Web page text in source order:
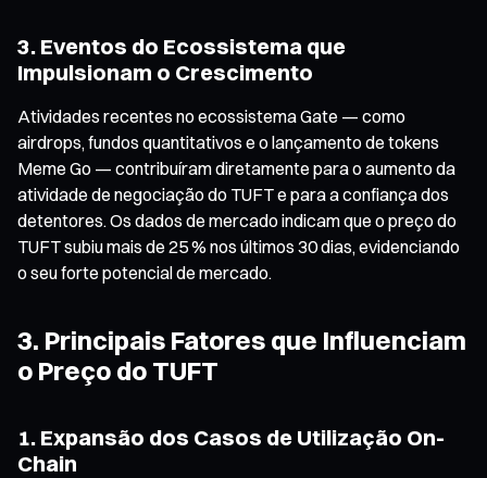
3. Eventos do Ecossistema que
Impulsionam o Crescimento
Atividades recentes no ecossistema Gate — como
airdrops, fundos quantitativos e o lançamento de tokens
Meme Go — contribuíram diretamente para o aumento da
atividade de negociação do TUFT e para a confiança dos
detentores. Os dados de mercado indicam que o preço do
TUFT subiu mais de 25 % nos últimos 30 dias, evidenciando
o seu forte potencial de mercado.
3. Principais Fatores que Influenciam
o Preço do TUFT
1. Expansão dos Casos de Utilização On-
Chain